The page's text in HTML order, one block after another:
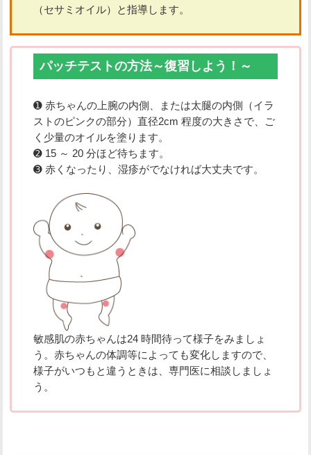
（セサミオイル）と指導します。
パッチテストの方法～復習しよう！～
➊ 赤ちゃんの上腕の内側、または太腿の内側（イラ
ストのピンクの部分）直径2cm 程度の大きさで、ご
く少量のオイルを塗ります。
➋ 15 ～ 20 分ほど待ちます。
➌ 赤くなったり、湿疹がでなければ大丈夫です。
敏感肌の赤ちゃんは24 時間待って様子をみましょ
う。赤ちゃんの体調等によっても変化しますので、
様子がいつもと違うときは、専門医に相談しましょ
う。